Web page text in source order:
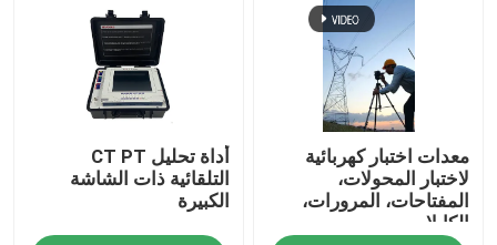
معدات اختبار البطارية
كاميرا فحص البئر
معدات اختبار كهربائية
لاختبار المحولات،
المفتاحات، المرورات،
الكابلات
أداة تحليل CT PT
التلقائية ذات الشاشة
الكبيرة